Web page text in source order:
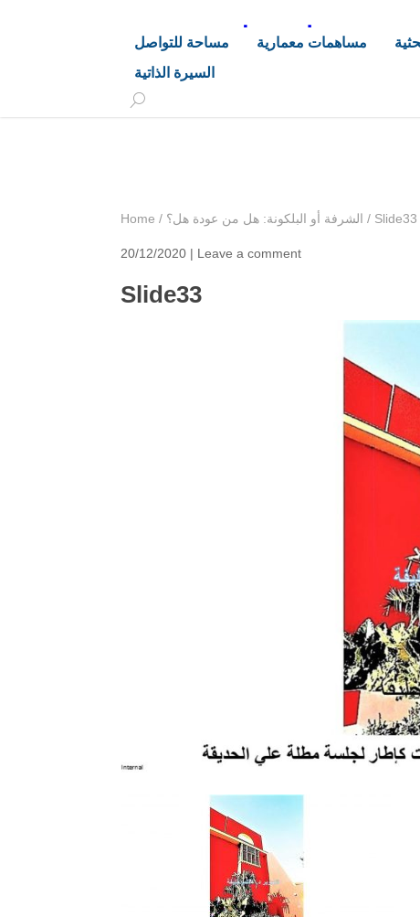
د. هاشم خليفة محجوب
مساحة للتواصل مساهمات معمارية
السيرة الذاتية
Home / الشرفة أو البلكونة: هل من عودة هل؟ / Slide33
20/12/2020 | Leave a comment
Slide33